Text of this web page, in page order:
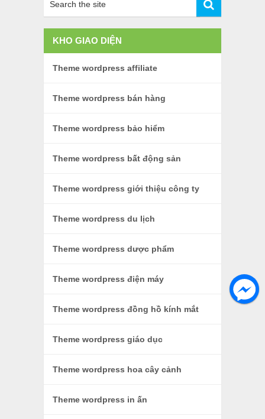
KHO GIAO DIỆN
Theme wordpress affiliate
Theme wordpress bán hàng
Theme wordpress bảo hiểm
Theme wordpress bất động sản
Theme wordpress giới thiệu công ty
Theme wordpress du lịch
Theme wordpress dược phẩm
Theme wordpress điện máy
Theme wordpress đồng hồ kính mắt
Theme wordpress giáo dục
Theme wordpress hoa cây cảnh
Theme wordpress in ấn